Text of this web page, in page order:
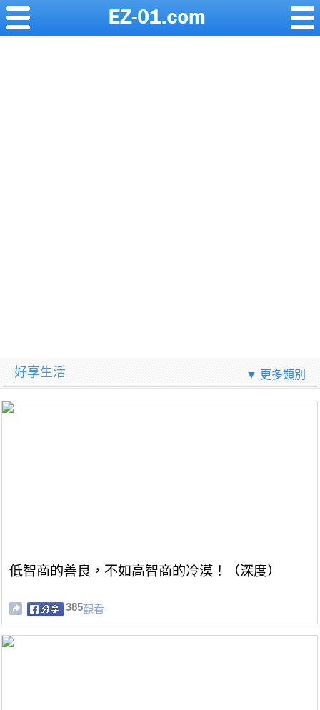
好享生活 ▼ 更多類別
低智商的善良，不如高智商的冷漠！（深度）
385觀看